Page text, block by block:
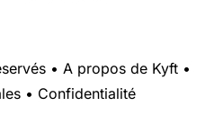
• A propos de Kyft •
• Confidentialité